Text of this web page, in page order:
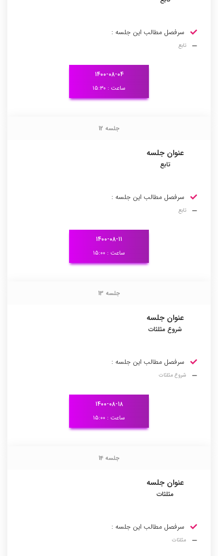
سرفصل مطالب این جلسه :
تابع
۱۴۰۰-۰۸-۰۴
ساعت : ۱۵:۳۰
جلسه 12جلسه 12
عنوان جلسه
تابع
سرفصل مطالب این جلسه :
تابع
۱۴۰۰-۰۸-۱۱
ساعت : ۱۵:۰۰
جلسه 13جلسه 13
عنوان جلسه
شروع مثلثات
سرفصل مطالب این جلسه :
شروع مثلثات
۱۴۰۰-۰۸-۱۸
ساعت : ۱۵:۰۰
جلسه 14جلسه 14
عنوان جلسه
مثلثات
سرفصل مطالب این جلسه :
مثلثات